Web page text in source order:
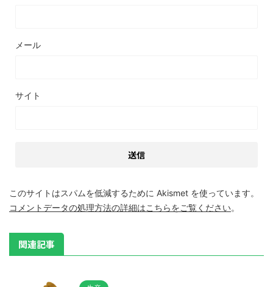
メール
サイト
このサイトはスパムを低減するために Akismet を使っています。
コメントデータの処理方法の詳細はこちらをご覧ください。
関連記事